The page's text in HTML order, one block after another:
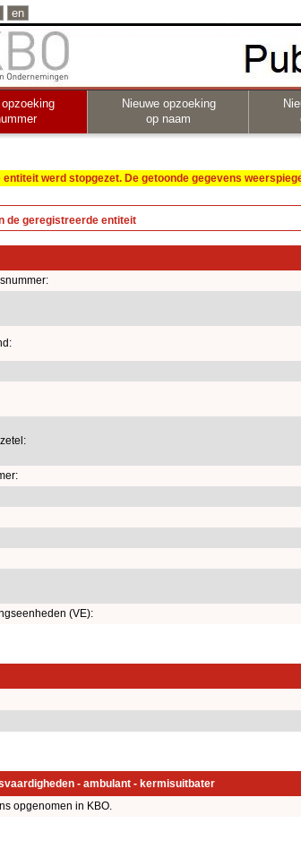
en
opzoeking
Nieuwe opzoeking
op naam
entiteit werd stopgezet. De getoonde gegevens
de geregistreerde entiteit
(VE):
- ambulant - kermisuitbater
opgenomen in KBO.